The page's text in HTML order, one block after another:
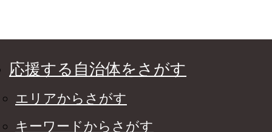
応援する自治体をさがす
エリアからさがす
キーワードからさがす